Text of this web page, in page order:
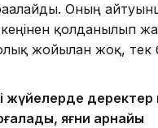
Оның
кеңінен қолданылып
жойылған жоқ, тек
жүйелерде
яғни арнайы